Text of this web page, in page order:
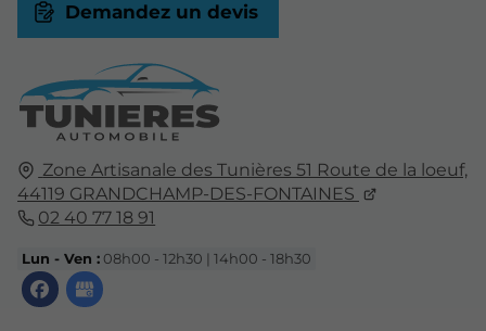
Zone Artisanale des Tunières 51 Route de la loeuf,
44119 GRANDCHAMP-DES-FONTAINES
02 40 77 18 91
Lun - Ven : 08h00 - 12h30 | 14h00 - 18h30
Demandez un devis